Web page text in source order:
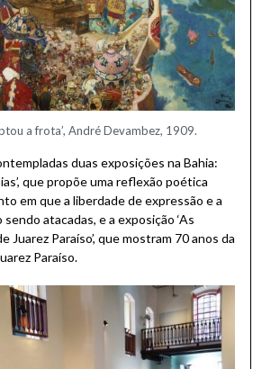
a frota’, André Devambez, 1909.
duas exposições na Bahia:
que propõe uma reflexão poética
em que a liberdade de expressão e a
atacadas, e a exposição ‘As
Juarez Paraíso’, que mostram 70 anos da
Paraíso.